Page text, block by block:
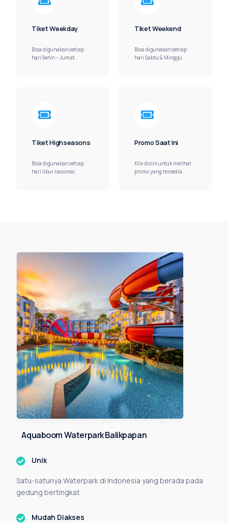
Tiket Weekday
Bisa digunakan setiap
hari Senin – Jumat.
Tiket Weekend
Bisa digunakan setiap
hari Sabtu & Minggu.
Tiket Highseasons
Bisa digunakan setiap
hari libur nasional.
Promo Saat Ini
Klik disini untuk melihat
promo yang tersedia.
AquaboomWaterparkBalikpapan
Unik
Satu-satunya Waterpark di Indonesia yang berada pada
gedung bertingkat
Mudah Diakses